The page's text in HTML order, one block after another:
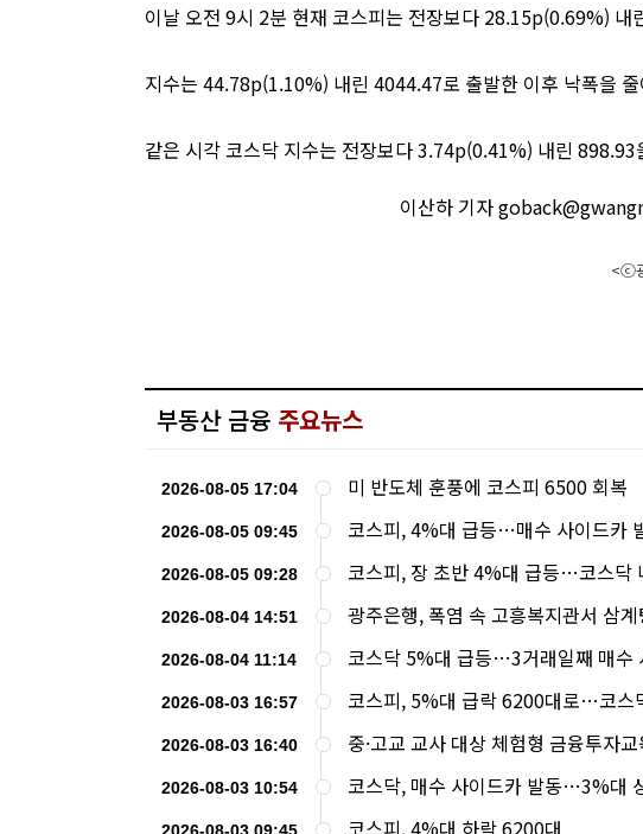
이날 오전 9시 2분 현재 코스피는 전장보다 28.15p(0.69%) 내
지수는 44.78p(1.10%) 내린 4044.47로 출발한 이후 낙폭을
같은 시각 코스닥 지수는 전장보다 3.74p(0.41%) 내린 898.93
이산하 기자
<ⓒ
부동산 금융 주요뉴스
2026-08-05 17:04 미 반도체 훈풍에 코스피 6500 회복
2026-08-05 09:45 코스피, 4%대 급등…매수 사이드카
2026-08-05 09:28 코스피, 장 초반 4%대 급등…코스닥
2026-08-04 14:51 광주은행, 폭염 속 고흥복지관서 삼
2026-08-04 11:14 코스닥 5%대 급등…3거래일째 매수
2026-08-03 16:57 코스피, 5%대 급락 6200대로…코
2026-08-03 16:40 중·고교 교사 대상 체험형 금융투자
2026-08-03 10:54 코스닥, 매수 사이드카 발동…3%대
코스피, 4%대 하락 6200대